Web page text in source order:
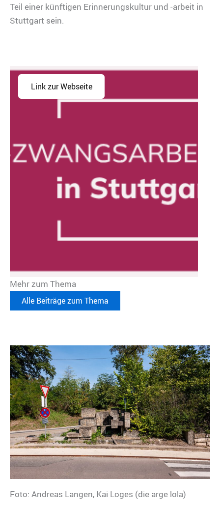
Teil einer künftigen Erinnerungskultur und -arbeit in
Stuttgart sein.
Link zur Webseite
Mehr zum Thema
Alle Beiträge zum Thema
Foto: Andreas Langen, Kai Loges (die arge lola)